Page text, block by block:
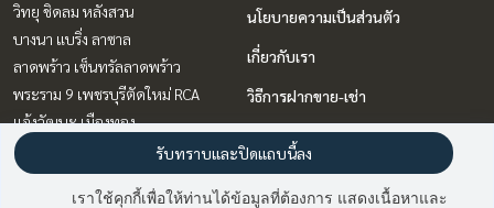
วิทยุ ชิดลม หลังสวน
บางนา แบริ่ง ลาซาล
ลาดพร้าว เซ็นทรัลลาดพร้าว
พระราม 9 เพชรบุรีตัดใหม่ RCA
แจ้งวัฒนะ เมืองทอง
บางซื่อ วงศ์สว่าง เตาปูน
สุขุมวิท อโศก ทองหล่อ
รัตนาธิเบศร์ สนามบินน้ำ พระนั่ง
นโยบายความเป็นส่วนตัว
เกี่ยวกับเรา
วิธีการฝากขาย-เช่า
ติดต่อ
เราใช้คุกกี้เพื่อให้ท่านได้ข้อมูลที่ต้องการ แสดงเนื้อหาและ
รับทราบและปิดแถบนี้ลง